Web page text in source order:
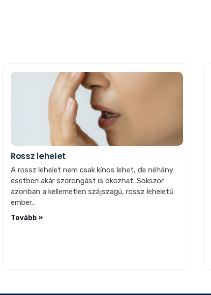
Rossz lehelet
A rossz lehelet nem csak kínos lehet, de néhány
esetben akár szorongást is okozhat. Sokszor
azonban a kellemetlen szájszagú, rossz leheletű
ember…
Tovább »